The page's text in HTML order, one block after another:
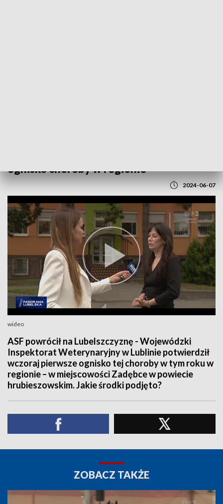
ognisko choroby w regionie
2024-06-07
wideo
ASF powrócił na Lubelszczyznę - Wojewódzki
Inspektorat Weterynaryjny w Lublinie potwierdził
wczoraj pierwsze ognisko tej choroby w tym roku w
regionie – w miejscowości Zadębce w powiecie
hrubieszowskim. Jakie środki podjęto?
ZOBACZ TAKŻE